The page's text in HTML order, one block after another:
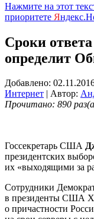
Нажмите на этот
приоритете Я
Сроки
определит
Добавлено:
Интернет | Автор:
Прочитано: 890
Госсекретарь США
президентских
их «выходящими за
Сотрудники
в президенты США
о причастности